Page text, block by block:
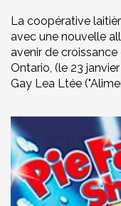
La coopérative
avec une nouvelle
avenir de
Ontario, (le 23
Gay Lea Ltée